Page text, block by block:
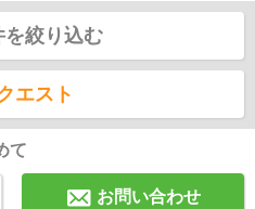
を絞り込む
エスト
て
お問い合わせ